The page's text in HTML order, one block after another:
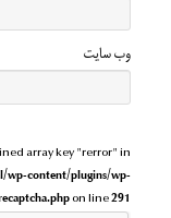
وب‌ سایت
array key "rerror" in
wp-content/plugins/wp-
on line291